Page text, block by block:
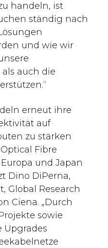
handeln, ist
ständig nach
und wie wir
auch die
erneut ihre
auf
zu stärken
Fibre
und Japan
Dino DiPerna,
Global Research
Ciena. „Durch
sowie